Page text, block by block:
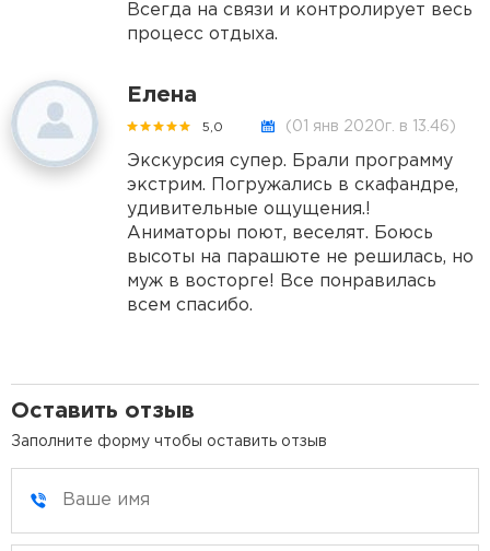
Всегда на связи и контролирует весь
процесс отдыха.
Елена
5,0 (01 янв 2020г. в 13.46)
Экскурсия супер. Брали программу
экстрим. Погружались в скафандре,
удивительные ощущения.!
Аниматоры поют, веселят. Боюсь
высоты на парашюте не решилась, но
муж в восторге! Все понравилась
всем спасибо.
Оставить отзыв
Заполните форму чтобы оставить отзыв